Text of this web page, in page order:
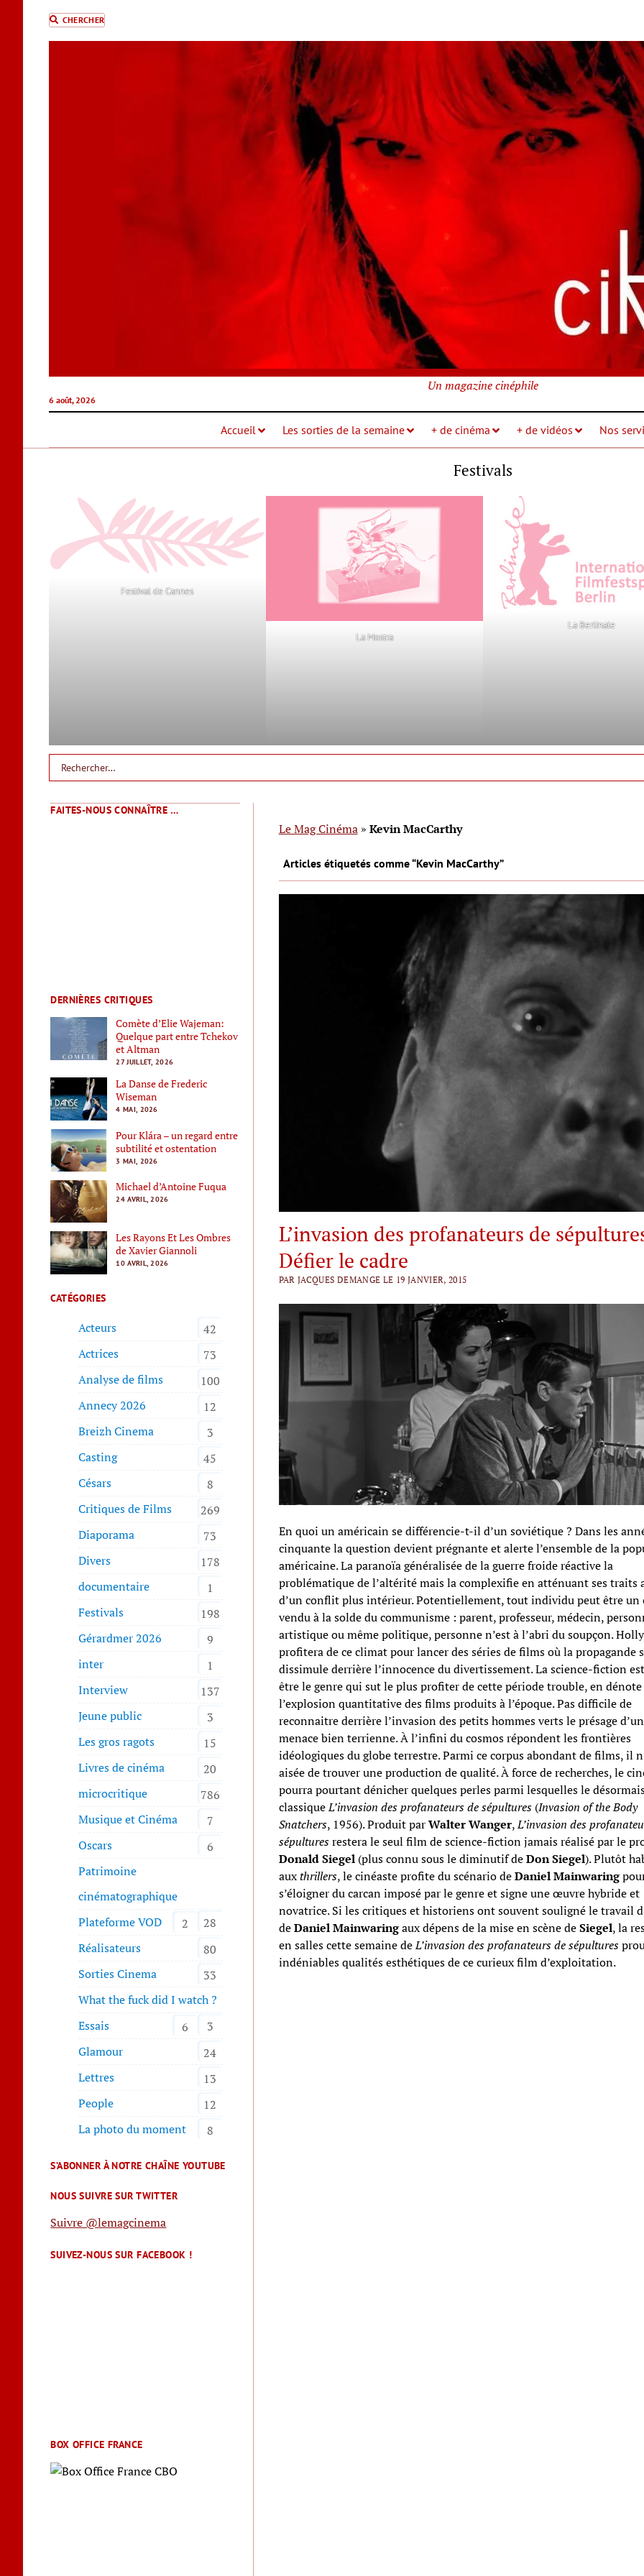
CHERCHER
6 août, 2026
Un magazine cinéphile
Accueil Les sorties de la semaine + de cinéma + de vidéos Nos
Festivals
Festival de Cannes
La Mostra
La Berlinale
FAITES-NOUS CONNAÎTRE …
DERNIÈRES CRITIQUES
Comète d’Elie Wajeman:
Quelque part entre Tchekov
et Altman
27 JUILLET, 2026
La Danse de Frederic
Wiseman
4 MAI, 2026
Pour Klára – un regard entre
subtilité et ostentation
3 MAI, 2026
Michael d’Antoine Fuqua
24 AVRIL, 2026
Les Rayons Et Les Ombres
de Xavier Giannoli
10 AVRIL, 2026
CATÉGORIES
Acteurs
42
Actrices
73
Analyse de films
100
Annecy 2026
12
Breizh Cinema
3
Casting
45
Césars
8
Critiques de Films
269
Diaporama
73
Divers
178
documentaire
1
Festivals
198
Gérardmer 2026
9
inter
1
Interview
137
Jeune public
3
Les gros ragots
15
Livres de cinéma
20
microcritique
786
Musique et Cinéma
7
Oscars
6
Patrimoine
cinématographique
28
Plateforme VOD
2
Réalisateurs
80
Sorties Cinema
33
What the fuck did I watch ?
3
Essais
6
Glamour
24
Lettres
13
People
12
La photo du moment
8
S’ABONNER À NOTRE CHAÎNE YOUTUBE
NOUS SUIVRE SUR TWITTER
Suivre @lemagcinema
SUIVEZ-NOUS SUR FACEBOOK !
BOX OFFICE FRANCE
Le Mag Cinéma» Kevin MacCarthy
Articles étiquetés comme “Kevin MacCarthy”
L’invasion des profanateurs de
Défier le cadre
PAR JACQUES DEMANGE LE 19 JANVIER, 2015
En quoi un américain se différencie-t-il d’un soviétique ? Dans les
cinquante la question devient prégnante et alerte l’ensemble de la
américaine. La paranoïa généralisée de la guerre froide réactive la
problématique de l’altérité mais la complexifie en atténuant ses traits
d’un conflit plus intérieur. Potentiellement, tout individu peut être un
vendu à la solde du communisme : parent, professeur, médecin,
artistique ou même politique, personne n’est à l’abri du soupçon.
profitera de ce climat pour lancer des séries de films où la propagande
dissimule derrière l’innocence du divertissement. La science-fiction
être le genre qui sut le plus profiter de cette période trouble, en dénote
l’explosion quantitative des films produits à l’époque. Pas difficile de
reconnaitre derrière l’invasion des petits hommes verts le présage
menace bien terrienne. À l’infini du cosmos répondent les frontières
idéologiques du globe terrestre. Parmi ce corpus abondant de films, il
aisée de trouver une production de qualité. À force de recherches, le
pourra pourtant dénicher quelques perles parmi lesquelles le
classiqueL’invasion des profanateurs de sépultures (Invasion of the Body
Snatchers, 1956). Produit parWalter Wanger,L’invasion des
sépulturesrestera le seul film de science-fiction jamais réalisé par le
Donald Siegel (plus connu sous le diminutif deDon Siegel). Plutôt
auxthrillers, le cinéaste profite du scénario deDaniel Mainwaring
s’éloigner du carcan imposé par le genre et signe une œuvre hybride et
novatrice. Si les critiques et historiens ont souvent souligné le travail
deDaniel Mainwaringaux dépens de la mise en scène deSiegel, la
en salles cette semaine deL’invasion des profanateurs de sépultures
indéniables qualités esthétiques de ce curieux film d’exploitation.